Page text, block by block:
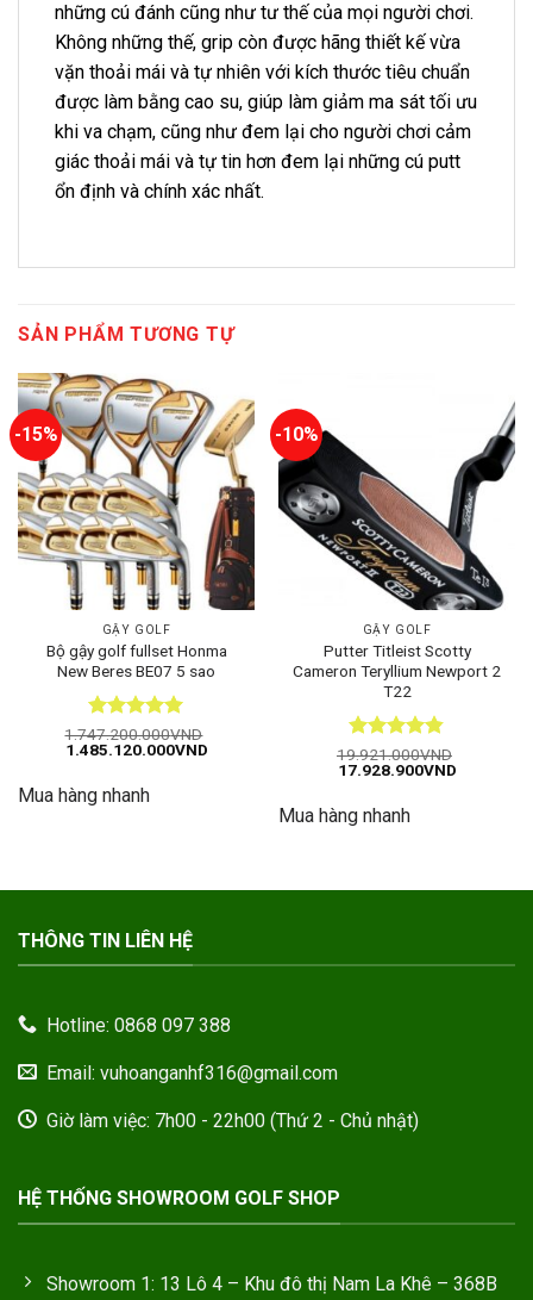
những cú đánh cũng như tư thế của mọi người chơi.
Không những thế, grip còn được hãng thiết kế vừa
vặn thoải mái và tự nhiên với kích thước tiêu chuẩn
được làm bằng cao su, giúp làm giảm ma sát tối ưu
khi va chạm, cũng như đem lại cho người chơi cảm
giác thoải mái và tự tin hơn đem lại những cú putt
ổn định và chính xác nhất.
SẢN PHẨM TƯƠNG TỰ
-15%
GẬY GOLF
Bộ gậy golf fullset Honma
New Beres BE07 5 sao
Được xếp
hạng55
1.747.200.000VND
Giá
1.747.200.000VND.
1.485.120.000VNDGiá
1.485.120.000VND.
Mua hàng nhanh
-10%
GẬY GOLF
Putter Titleist Scotty
Cameron Teryllium Newport 2
T22
Được xếp
hạng4.82
19.921.000VND
Giá
19.921.000VND.
17.928.900VNDGiá
Mua hàng nhanh
THÔNG TIN LIÊN HỆ
Hotline: 0868 097 388
Email: vuhoanganhf316@gmail.com
Giờ làm việc: 7h00 - 22h00 (Thứ 2 - Chủ nhật)
HỆ THỐNG SHOWROOM GOLF SHOP
Showroom 1: 13 Lô 4 – Khu đô thị Nam La Khê – 368B